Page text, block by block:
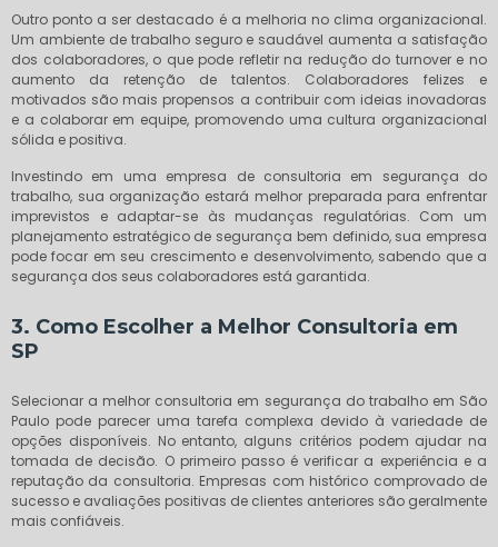
Outro ponto a ser destacado é a melhoria no clima organizacional.
Um ambiente de trabalho seguro e saudável aumenta a satisfação
dos colaboradores, o que pode refletir na redução do turnover e no
aumento da retenção de talentos. Colaboradores felizes e
motivados são mais propensos a contribuir com ideias inovadoras
e a colaborar em equipe, promovendo uma cultura organizacional
sólida e positiva.
Investindo em uma empresa de consultoria em segurança do
trabalho, sua organização estará melhor preparada para enfrentar
imprevistos e adaptar-se às mudanças regulatórias. Com um
planejamento estratégico de segurança bem definido, sua empresa
pode focar em seu crescimento e desenvolvimento, sabendo que a
segurança dos seus colaboradores está garantida.
3. Como Escolher a Melhor Consultoria em
SP
Selecionar a melhor consultoria em segurança do trabalho em São
Paulo pode parecer uma tarefa complexa devido à variedade de
opções disponíveis. No entanto, alguns critérios podem ajudar na
tomada de decisão. O primeiro passo é verificar a experiência e a
reputação da consultoria. Empresas com histórico comprovado de
sucesso e avaliações positivas de clientes anteriores são geralmente
mais confiáveis.